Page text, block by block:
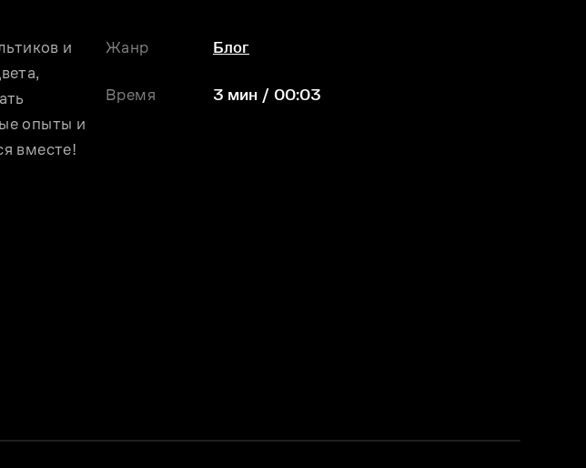
и
опыты и
вместе!
Жанр Блог
Время 3 мин / 00:03